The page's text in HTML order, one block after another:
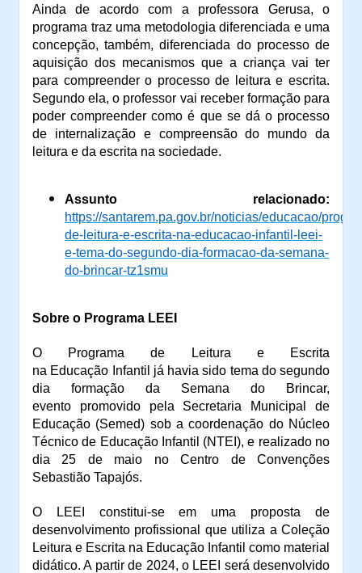
Ainda de acordo com a professora Gerusa, o
programa traz uma metodologia diferenciada e uma
concepção, também, diferenciada do processo de
aquisição dos mecanismos que a criança vai ter
para compreender o processo de leitura e escrita.
Segundo ela,o professor vai receber formação para
poder compreender como é que se dá o processo
de internalização e compreensão do mundo da
leitura e da escrita na sociedade.
Assunto relacionado:
https://santarem.pa.gov.br/noticias/educacao/
de-leitura-e-escrita-na-educacao-infantil-leei-
e-tema-do-segundo-dia-formacao-da-semana-
do-brincar-tz1smu
Sobre o Programa LEEI
O Programa de Leitura e Escrita
na Educação nfantil já havia sido tema do segundo
dia formação da Semana do Brincar,
evento promovidopela Secretaria Municipal de
Educação (Semed) sob a coordenação do Núcleo
Técnico de Educação Infantil (NTEI),e realizado no
dia 25 de maio no Centro de Convenções
Sebastião Tapajós.
O LEEI constitui-se em uma proposta de
desenvolvimento profissional que utiliza a Coleção
Leitura e Escrita na Educação Infantil como material
didático. A partir de 2024, o LEEI será desenvolvido